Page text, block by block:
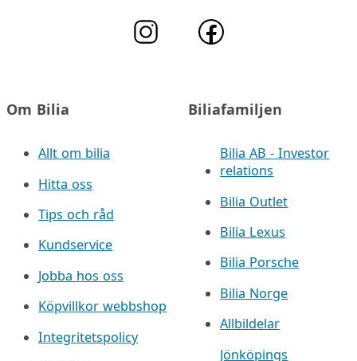
Om Bilia
Allt om bilia
Hitta oss
Tips och råd
Kundservice
Jobba hos oss
Köpvillkor webbshop
Integritetspolicy
Biliafamiljen
Bilia AB - Investor
relations
Bilia Outlet
Bilia Lexus
Bilia Porsche
Bilia Norge
Allbildelar
Jönköpings